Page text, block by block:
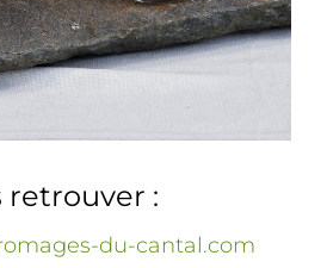
retrouver :
du-cantal.com